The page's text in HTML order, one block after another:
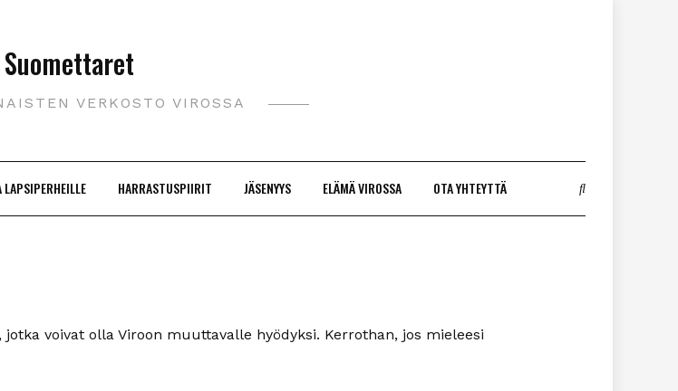
Suomettaret
VERKOSTO VIROSSA
HARRASTUSPIIRIT JÄSENYYS ELÄMÄ VIROSSA OTA YHTEYTTÄ
voivat olla Viroon muuttavalle hyödyksi. Kerrothan, jos mieleesi